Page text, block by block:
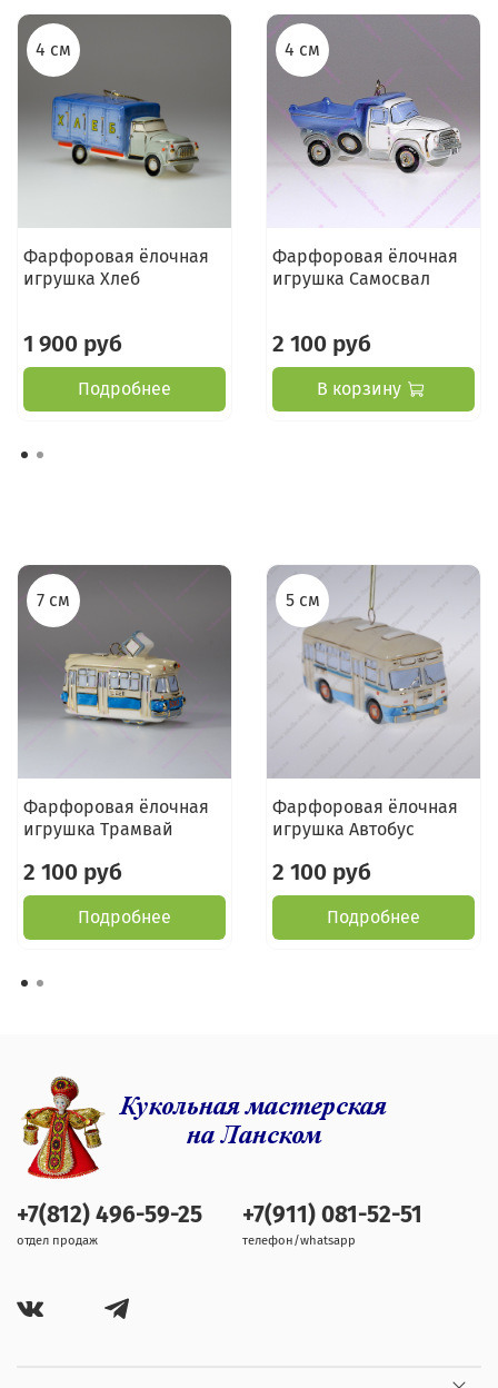
4 см
Фарфоровая ёлочная
игрушка Хлеб
1 900 руб
Подробнее
4 см
Фарфоровая ёлочная
игрушка Самосвал
2 100 руб
В корзину
7 см
Фарфоровая ёлочная
игрушка Трамвай
2 100 руб
Подробнее
5 см
Фарфоровая ёлочная
игрушка Автобус
2 100 руб
Подробнее
+7(812) 496-59-25
отдел продаж
+7(911) 081-52-51
телефон/whatsapp